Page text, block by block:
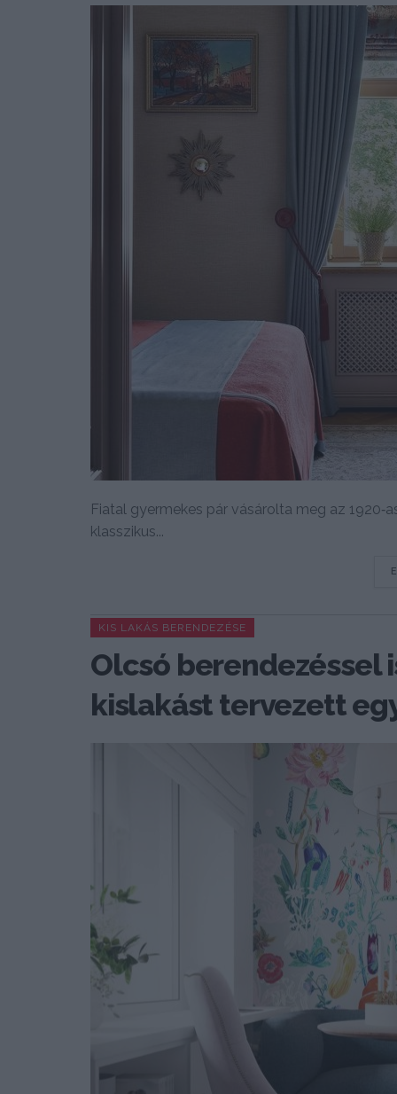
Fiatal gyermekes pár vásárolta meg az
klasszikus...
KIS LAKÁS BERENDEZÉSE
Olcsó berendezéssel
kislakást tervezett